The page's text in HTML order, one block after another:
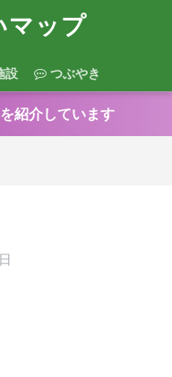
マップ
設 つぶやき
紹介しています